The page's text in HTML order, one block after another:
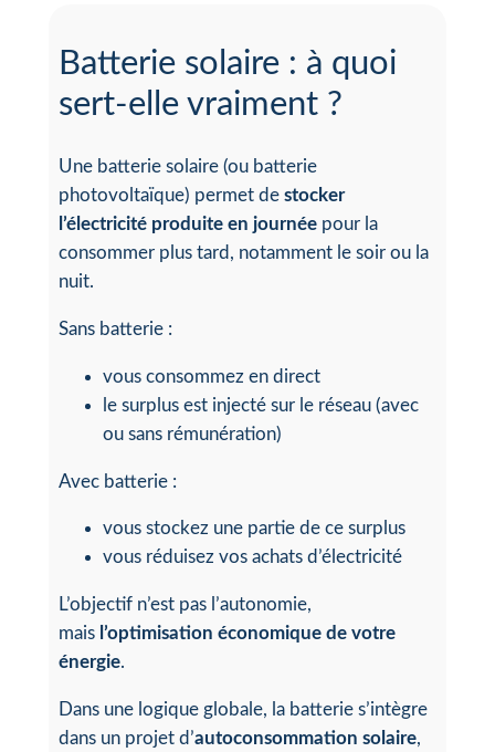
Batterie solaire : à quoi
sert-elle vraiment ?
Une batterie solaire (ou batterie
photovoltaïque) permet de stocker
l’électricité produite en journéepour la
consommer plus tard, notamment le soir ou la
nuit.
Sans batterie :
vous consommez en direct
le surplus est injecté sur le réseau (avec
ou sans rémunération)
Avec batterie :
vous stockez une partie de ce surplus
vous réduisez vos achats d’électricité
L’objectif n’est pas l’autonomie,
mais l’optimisation économique de votre
énergie.
Dans une logique globale, la batterie s’intègre
dans un projet d’autoconsommation solaire,